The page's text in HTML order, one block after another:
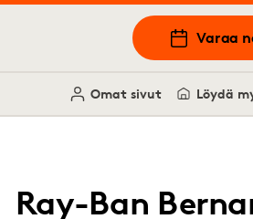
Varaa
Omat sivut Löydä
Ray-Ban